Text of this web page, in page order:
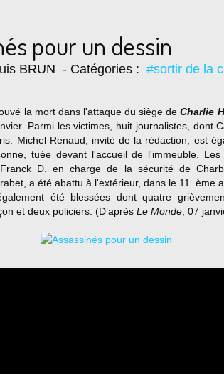
pour un dessin
BRUN - Catégories : #sortir de la
la mort dans l'attaque du siège deCharlie
Parmi les victimes, huit journalistes, dont
Michel Renaud, invité de la rédaction, est
tuée devant l'accueil de l'immeuble. Les
D. en charge de la sécurité de
a été abattu à l'extérieur, dans le 11 ème
été blessées dont quatre
et deux policiers. (D’après Le Monde , 07